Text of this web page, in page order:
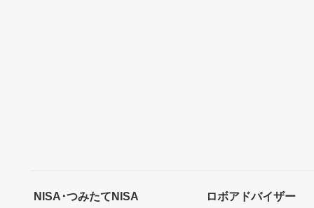
NISA･つみたてNISA ロボアドバイザー